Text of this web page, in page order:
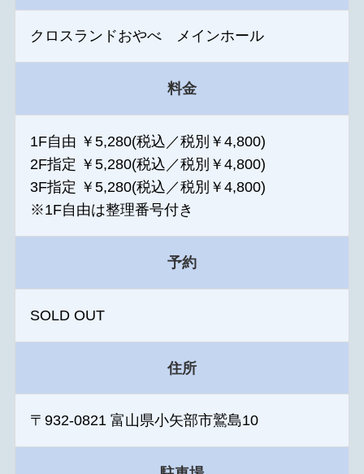
クロスランドおやべ メインホール
料金
1F自由 ￥5,280(税込／税別￥4,800)
2F指定 ￥5,280(税込／税別￥4,800)
3F指定 ￥5,280(税込／税別￥4,800)
※1F自由は整理番号付き
予約
SOLD OUT
住所
〒932-0821 富山県小矢部市鷲島10